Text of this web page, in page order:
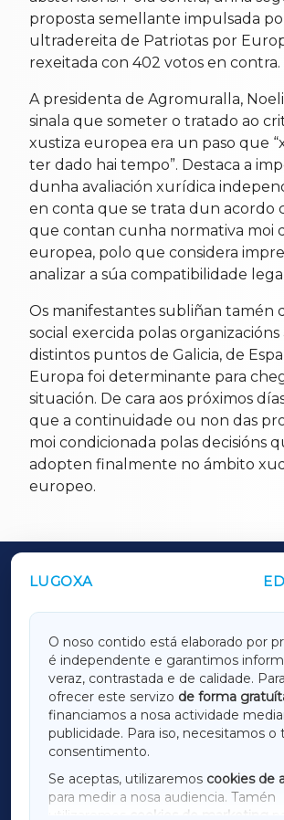
proposta semellante impulsada
ultradereita de Patriotas por
rexeitada con 402 votos en contra.
A presidenta de Agromuralla,
sinala que someter o tratado ao
xustiza europea era un paso que
ter dado hai tempo”. Destaca a
dunha avaliación xurídica
en conta que se trata dun acordo
que contan cunha normativa moi
europea, polo que considera
analizar a súa compatibilidade
Os manifestantes subliñan tamén
social exercida polas organizacións
distintos puntos de Galicia, de
Europa foi determinante para
situación. De cara aos próximos
que a continuidade ou non das
moi condicionada polas decisións
adopten finalmente no ámbito
europeo.
LUGOXA
O noso contido está elaborado por
é independente e garantimos
veraz, contrastada e de calidade.
ofrecer este servizo de forma
financiamos a nosa actividade
publicidade. Para iso, necesitamos o
consentimento.
Se aceptas, utilizaremos cookies de
para medir a nosa audiencia. Tamén
utilizaremos
cookies de marketing
OUTROS PERIÓDICOS
LUGOXA
TERRACHAXA
AMARIÑAXA